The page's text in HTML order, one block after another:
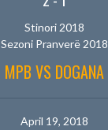
Stinori 2018
Sezoni Pranverë 2018
MPB VS DOGANA
April 19, 2018